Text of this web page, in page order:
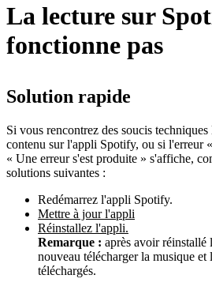
La lecture sur
fonctionne pas
Solution rapide
Si vous rencontrez des soucis
contenu sur l'appli Spotify, ou si l'erreur
« Une erreur s'est produite » s'affiche,
solutions suivantes :
Redémarrez l'appli Spotify.
Mettre à jour l'appli
Réinstallez l'appli.
Remarque : après avoir réinstallé
nouveau télécharger la musique et
téléchargés.